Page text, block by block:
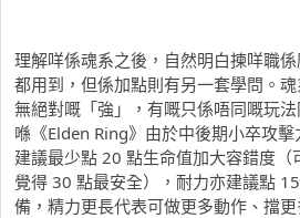
理解咩係魂系之後，自然明白揀咩職
都用到，但係加點則有另一套學問。
無絕對嘅「強」，有嘅只係唔同嘅玩
喺《Elden Ring》由於中後期小卒攻
建議最少點 20 點生命值加大容錯度（
覺得 30 點最安全），耐力亦建議點
備，精力更長代表可做更多動作、擋更